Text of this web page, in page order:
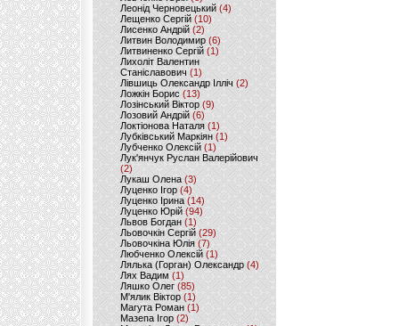
Леонід Черновецький (4)
Лещенко Сергій (10)
Лисенко Андрій (2)
Литвин Володимир (6)
Литвиненко Сергій (1)
Лихоліт Валентин
Станіславович (1)
Лівшиць Олександр Ілліч (2)
Ложкін Борис(13)
Лозінський Віктор(9)
Лозовий Андрій (6)
Локтіонова Наталя (1)
Лубківський Маркіян(1)
Лубченко Олексій (1)
Лук'янчук Руслан Валерійович
(2)
Лукаш Олена (3)
Луценко Ігор (4)
Луценко Ірина (14)
Луценко Юрій (94)
Львов Богдан (1)
Льовочкін Сергій (29)
Льовочкіна Юлія(7)
Любченко Олексій(1)
Лялька (Горган) Олександр(4)
Лях Вадим (1)
Ляшко Олег (85)
М'ялик Віктор(1)
Магута Роман(1)
Мазепа Ігор (2)